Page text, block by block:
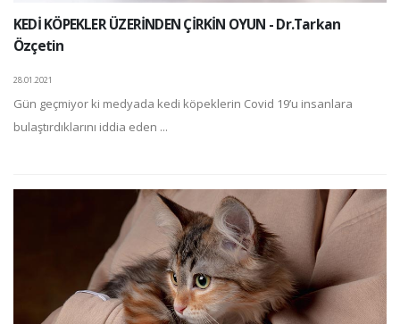
KEDİ KÖPEKLER ÜZERİNDEN ÇİRKİN OYUN - Dr.Tarkan
Özçetin
28.01.2021
Gün geçmiyor ki medyada kedi köpeklerin Covid 19’u insanlara
bulaştırdıklarını iddia eden ...